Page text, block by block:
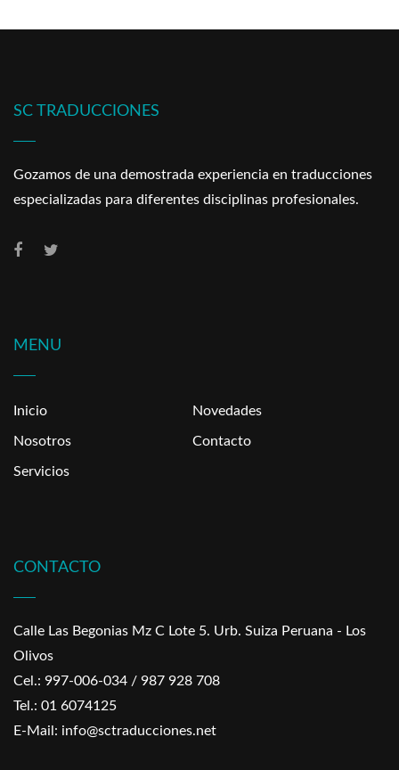
SC TRADUCCIONES
Gozamos de una demostrada experiencia en traducciones
especializadas para diferentes disciplinas profesionales.
MENU
Inicio
Nosotros
Servicios
Novedades
Contacto
CONTACTO
Calle Las Begonias Mz C Lote 5. Urb. Suiza Peruana - Los
Olivos
Cel.: 997-006-034 / 987 928 708
Tel.: 01 6074125
E-Mail: info@sctraducciones.net